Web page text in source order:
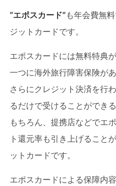
“エポスカード”も年会費無
ジットカードです。
エポスカードには無料特典
一つに海外旅行障害保険があ
さらにクレジット決済を行
るだけで受けることができ
もちろん、提携店などでエ
ト還元率も引き上げること
ットカードです。
エポスカードによる保障内